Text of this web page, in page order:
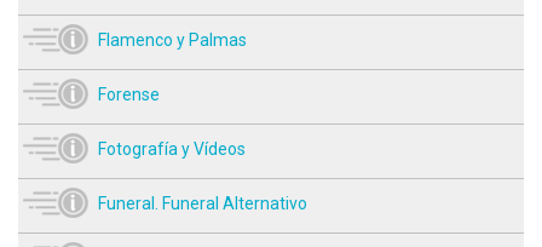
Flamenco y Palmas
Forense
Fotografía y Vídeos
Funeral. Funeral Alternativo